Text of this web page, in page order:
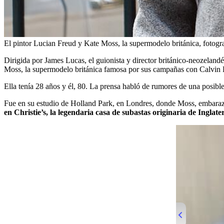
El pintor Lucian Freud y Kate Moss, la supermodelo británica,
Dirigida por James Lucas, el guionista y director británico-
Moss, la supermodelo británica famosa por sus campañas con
Ella tenía 28 años y él, 80. La prensa habló de rumores de una
Fue en su estudio de Holland Park, en Londres, donde Moss,
en Christie’s, la legendaria casa de subastas originaria de